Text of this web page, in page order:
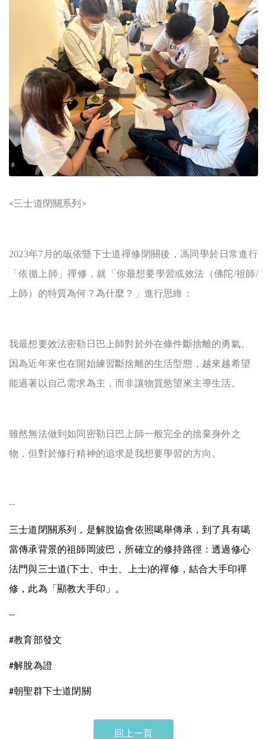
<三士道閉關系列 >
2023年7月的皈依暨下士道禪修閉關後，馮同學於日常進行
「依循上師」禪修，就「你最想要學習或效法（佛陀/祖師/
上師）的特質為何？為什麼？」進行思維：
我最想要效法密勒日巴上師對於外在條件斷捨離的勇氣。
因為近年來也在開始練習斷捨離的生活型態，越來越希望
能過著以自己需求為主，而非讓物質慾望來主導生活。
雖然無法做到如同密勒日巴上師一般完全的捨棄身外之
物，但對於修行精神的追求是我想要學習的方向。
--
三士道閉關系列，是解脫協會依照噶舉傳承，到了具有噶
當傳承背景的祖師岡波巴，所確立的修持路徑：透過修心
法門與三士道(下士、中士、上士)的禪修，結合大手印禪
修，此為「顯教大手印」。
--
#教育部發文
#解脫為證
#朝聖群下士道閉關
回上一頁